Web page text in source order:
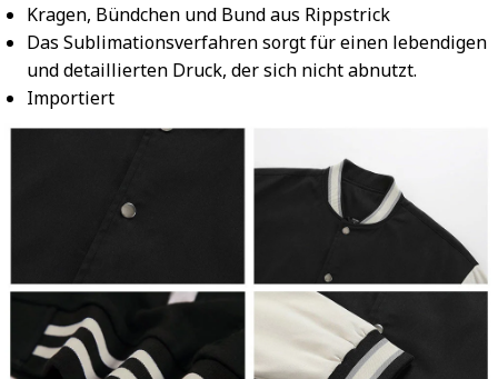
Kragen, Bündchen und Bund aus Rippstrick
Das Sublimationsverfahren sorgt für einen lebendigen
und detaillierten Druck, der sich nicht abnutzt.
Importiert